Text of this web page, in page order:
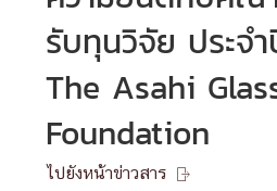
รับทุนวิจัย ประจ
The Asahi
Foundation
ไปยังหน้าข่าวสาร 